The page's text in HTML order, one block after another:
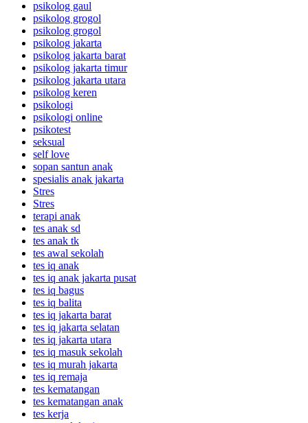
psikolog gaul
psikolog grogol
psikolog grogol
psikolog jakarta
psikolog jakarta barat
psikolog jakarta timur
psikolog jakarta utara
psikolog keren
psikologi
psikologi online
psikotest
seksual
self love
sopan santun anak
spesialis anak jakarta
Stres
Stres
terapi anak
tes anak sd
tes anak tk
tes awal sekolah
tes iq anak
tes iq anak jakarta pusat
tes iq bagus
tes iq balita
tes iq jakarta barat
tes iq jakarta selatan
tes iq jakarta utara
tes iq masuk sekolah
tes iq murah jakarta
tes iq remaja
tes kematangan
tes kematangan anak
tes kerja